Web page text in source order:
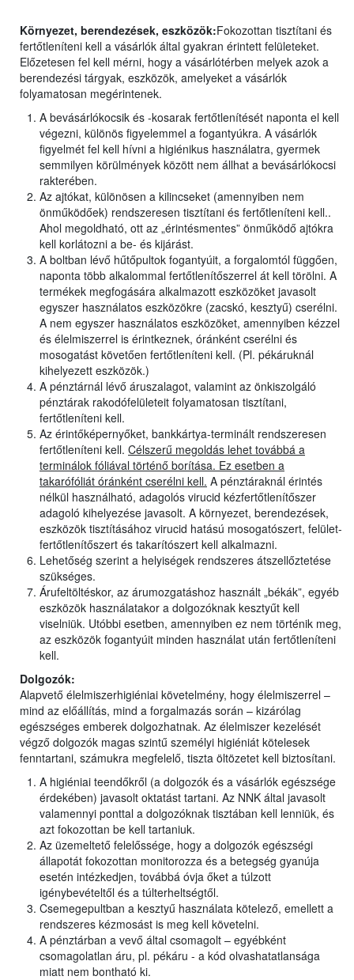
Környezet, berendezések, eszközök:Fokozottan tisztítani és
fertőtleníteni kell a vásárlók által gyakran érintett felületeket.
Előzetesen fel kell mérni, hogy a vásárlótérben melyek azok a
berendezési tárgyak, eszközök, amelyeket a vásárlók
folyamatosan megérintenek.
A bevásárlókocsik és -kosarak fertőtlenítését naponta el kell
végezni, különös figyelemmel a fogantyúkra. A vásárlók
figyelmét fel kell hívni a higiénikus használatra, gyermek
semmilyen körülmények között nem állhat a bevásárlókocsi
rakterében.
Az ajtókat, különösen a kilincseket (amennyiben nem
önműködőek) rendszeresen tisztítani és fertőtleníteni kell..
Ahol megoldható, ott az „érintésmentes” önműködő ajtókra
kell korlátozni a be- és kijárást.
A boltban lévő hűtőpultok fogantyúit, a forgalomtól függően,
naponta több alkalommal fertőtlenítőszerrel át kell törölni. A
termékek megfogására alkalmazott eszközöket javasolt
egyszer használatos eszközökre (zacskó, kesztyű) cserélni.
A nem egyszer használatos eszközöket, amennyiben kézzel
és élelmiszerrel is érintkeznek, óránként cserélni és
mosogatást követően fertőtleníteni kell. (Pl. pékáruknál
kihelyezett eszközök.)
A pénztárnál lévő áruszalagot, valamint az önkiszolgáló
pénztárak rakodófelületeit folyamatosan tisztítani,
fertőtleníteni kell.
Az érintőképernyőket, bankkártya-terminált rendszeresen
fertőtleníteni kell. Célszerű megoldás lehet továbbá a
terminálok fóliával történő borítása. Ez esetben a
takarófóliát óránként cserélni kell. A pénztáraknál érintés
nélkül használható, adagolós virucid kézfertőtlenítőszer
adagoló kihelyezése javasolt. A környezet, berendezések,
eszközök tisztításához virucid hatású mosogatószert, felület-
fertőtlenítőszert és takarítószert kell alkalmazni.
Lehetőség szerint a helyiségek rendszeres átszellőztetése
szükséges.
Árufeltöltéskor, az árumozgatáshoz használt „békák”, egyéb
eszközök használatakor a dolgozóknak kesztyűt kell
viselniük. Utóbbi esetben, amennyiben ez nem történik meg,
az eszközök fogantyúit minden használat után fertőtleníteni
kell.
Dolgozók:
Alapvető élelmiszerhigiéniai követelmény, hogy élelmiszerrel –
mind az előállítás, mind a forgalmazás során – kizárólag
egészséges emberek dolgozhatnak. Az élelmiszer kezelését
végző dolgozók magas szintű személyi higiéniát kötelesek
fenntartani, számukra megfelelő, tiszta öltözetet kell biztosítani.
A higiéniai teendőkről (a dolgozók és a vásárlók egészsége
érdekében) javasolt oktatást tartani. Az NNK által javasolt
valamennyi ponttal a dolgozóknak tisztában kell lenniük, és
azt fokozottan be kell tartaniuk.
Az üzemeltető felelőssége, hogy a dolgozók egészségi
állapotát fokozottan monitorozza és a betegség gyanúja
esetén intézkedjen, továbbá óvja őket a túlzott
igénybevételtől és a túlterheltségtől.
Csemegepultban a kesztyű használata kötelező, emellett a
rendszeres kézmosást is meg kell követelni.
A pénztárban a vevő által csomagolt – egyébként
csomagolatlan áru, pl. pékáru - a kód olvashatatlansága
miatt nem bontható ki.